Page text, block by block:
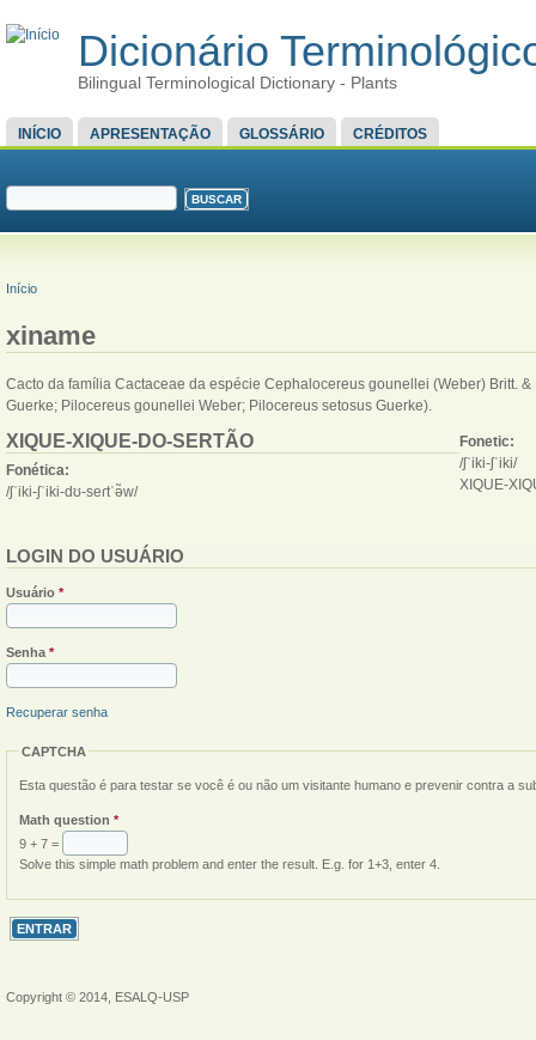
Dicionário
Bilingual Terminological Dictionary - Plants
MENU PRINCIPAL
INÍCIO APRESENTAÇÃO GLOSSÁRIO CRÉDITOS
FORMULÁRIO DE BUSCA
VOCÊ ESTÁ AQUI
Início
xiname
Cacto da família Cactaceae da espécie Cephalocereus gounellei (Weber) Britt.
Guerke; Pilocereus gounellei Weber; Pilocereus setosus Guerke).
XIQUE-XIQUE-DO-SERTÃO
Fonética:
/ʃˈiki-ʃˈiki-dʊ-seɾtˈə̃w/
Fonetic:
/ʃˈiki-ʃˈiki/
XIQUE-
LOGIN DO USUÁRIO
Usuário *
Senha *
Recuperar senha
CAPTCHA
Esta questão é para testar se você é ou não um visitante humano e prevenir contra a
Math question *
9 + 7 =
Solve this simple math problem and enter the result. E.g. for 1+3, enter 4.
Copyright © 2014, ESALQ-USP